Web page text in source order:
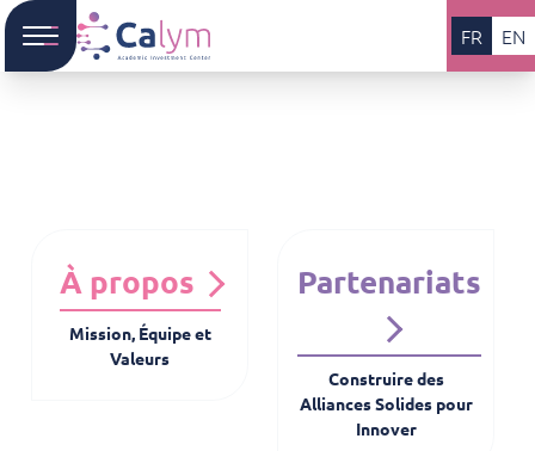
FR EN
À propos
Mission, Équipe et
Valeurs
Partenariats
Construire des
Alliances Solides pour
Innover